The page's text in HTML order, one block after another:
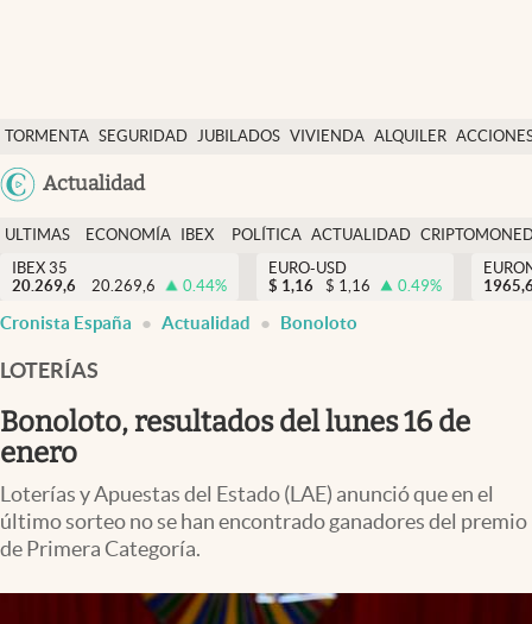
TORMENTA SEGURIDAD JUBILADOS VIVIENDA ALQUILER
USA
Actualidad
Economía y finanzas
Política
Actualidad
Criptomonedas
España
ULTIMAS
NOTICIAS
ECONOMÍA
FINANZAS
IBEX
EURO
POLÍTICA ACTUALIDAD
IBEX 35
20.269,6
20.269,6 0.44%
EURO-USD
$ 1,16 $ 1,16 0.49%
Cronista España Actualidad Bonoloto
LOTERÍAS
Bonoloto, resultados del lunes 16 de
enero
Loterías y Apuestas del Estado (LAE) anunció que en el
último sorteo no se han encontrado ganadores del premio
de Primera Categoría.